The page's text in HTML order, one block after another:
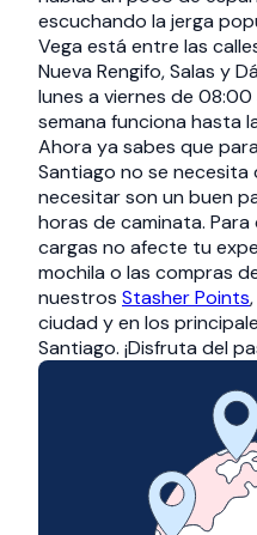
escuchando la jerga
Vega está entre las
Nueva Rengifo, Salas y
lunes a viernes de
semana funciona hasta
Ahora ya sabes que
Santiago no se necesita
necesitar son un buen
horas de caminata.
cargas no afecte tu
mochila o las compras
nuestros Stasher Points
ciudad y en los
Santiago. ¡Disfruta del